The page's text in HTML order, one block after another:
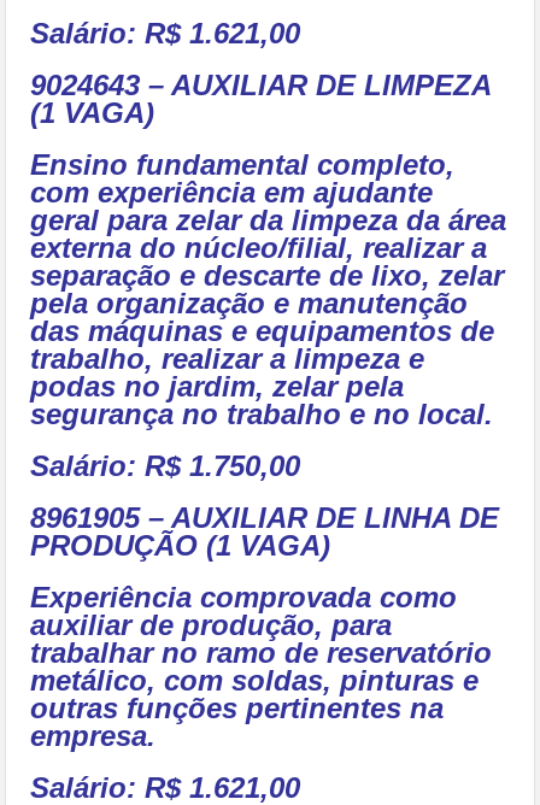
Salário: R$ 1.621,00
9024643 – AUXILIAR DE LIMPEZA
(1 VAGA)
Ensino fundamental completo,
com experiência em ajudante
geral para zelar da limpeza da área
externa do núcleo/filial, realizar a
separação e descarte de lixo, zelar
pela organização e manutenção
das máquinas e equipamentos de
trabalho, realizar a limpeza e
podas no jardim, zelar pela
segurança no trabalho e no local.
Salário: R$ 1.750,00
8961905 – AUXILIAR DE LINHA DE
PRODUÇÃO (1 VAGA)
Experiência comprovada como
auxiliar de produção, para
trabalhar no ramo de reservatório
metálico, com soldas, pinturas e
outras funções pertinentes na
empresa.
Salário: R$ 1.621,00